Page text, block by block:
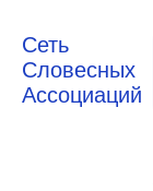
Сеть
Словесных
Ассоциаций